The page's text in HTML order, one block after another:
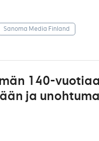
Sanoma Media Finland
140-
ja